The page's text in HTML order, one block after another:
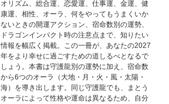
オリズム、総合運、恋愛運、仕事運、金運、健
康運、相性、オーラ、何をやってもうまくいか
ないときの開運アクション、宿命数別の運勢、
ドラゴンインパクト時の注意点まで、知りたい
情報を幅広く掲載。この一冊が、あなたの2027
年をより幸せに過ごすための道しるべとなるで
しょう。本書は守護龍別の運勢に加え、宿命数
から6つのオーラ（大地・月・火・風・太陽・
海）を導き出します。同じ守護龍でも、まとう
オーラによって性格や運命は異なるため、自分